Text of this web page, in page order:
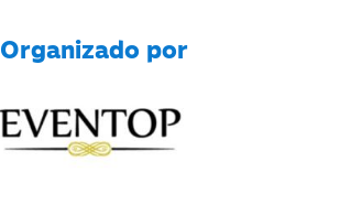
Organizado por